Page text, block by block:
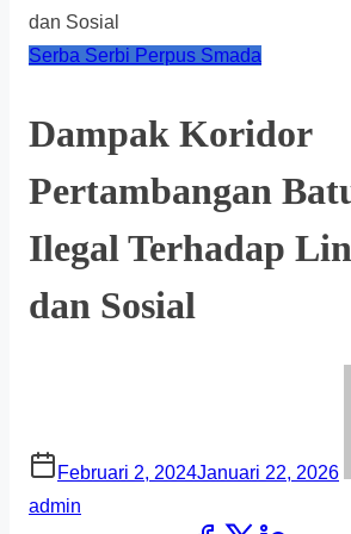
dan Sosial
Serba Serbi Perpus Smada
Dampak Koridor
Pertambangan
Ilegal Terhadap
dan Sosial
Februari 2, 2024Januari 22, 2026
admin